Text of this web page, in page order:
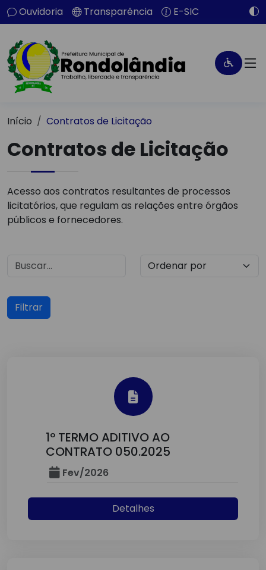
Ouvidoria Transparência E-SIC
Início Contratos de Licitação
Contratos de Licitação
Acesso aos contratos resultantes de processos
licitatórios, que regulam as relações entre órgãos
públicos e fornecedores.
Filtrar
1º TERMO ADITIVO AO
CONTRATO 050.2025
Fev/2026
Detalhes